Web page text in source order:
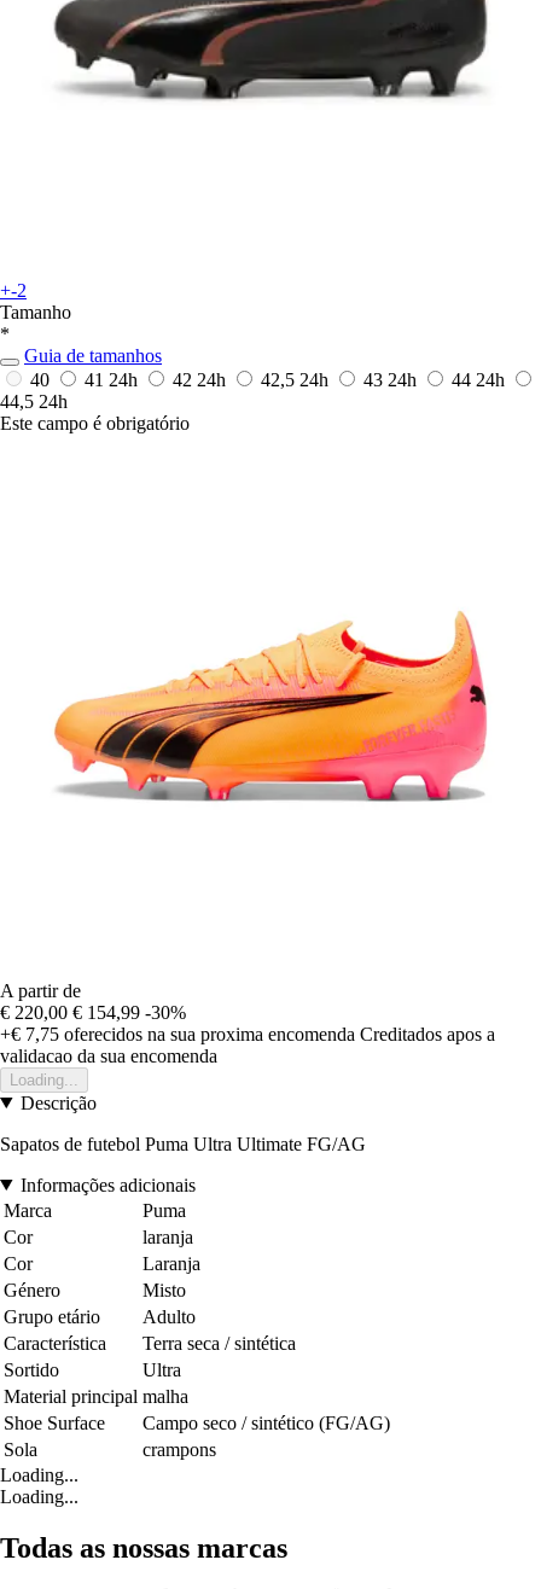
+-2
Tamanho
*
Guia de tamanhos
40
41 24h 42 24h 42,5 24h 43 24h 44 24h
44,5 24h
Este campo é obrigatório
A partir de
€ 220,00 € 154,99 -30%
+€ 7,75 oferecidos na sua proxima encomenda Creditados apos a
validacao da sua encomenda
Loading...
Descrição
Sapatos de futebol Puma Ultra Ultimate FG/AG
Informações adicionais
Marca
Puma
Cor
laranja
Cor
Laranja
Género
Misto
Grupo etário
Adulto
Característica
Terra seca / sintética
Sortido
Ultra
Material principal malha
Shoe Surface
Campo seco / sintético (FG/AG)
Sola
crampons
Loading...
Loading...
Todas as nossas marcas